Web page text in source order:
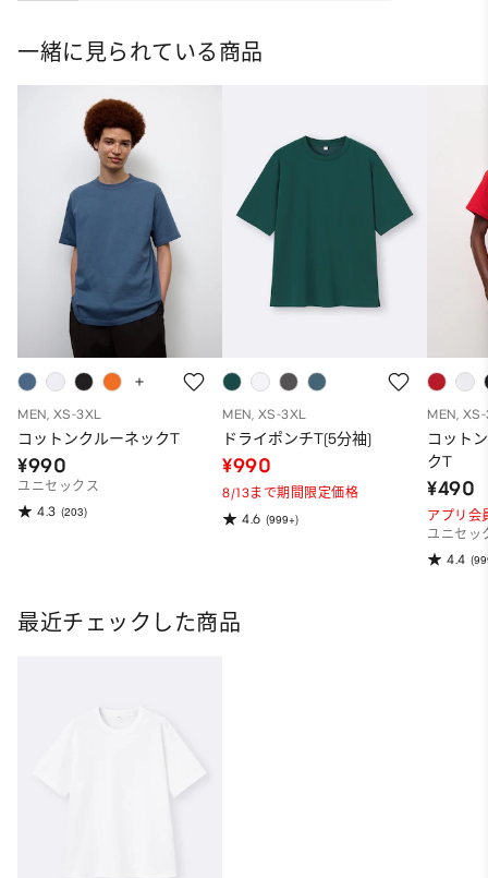
一緒に見られている商品
MEN, XS-3XL
コットンクルーネックT
¥990
ユニセックス
4.3 (203)
MEN, XS-3XL
ドライポンチT(5分袖)
¥990
8/13まで期間限定価格
4.6 (999+)
MEN,
コット
クT
¥490
アプリ会
ユニセッ
4.4
最近チェックした商品